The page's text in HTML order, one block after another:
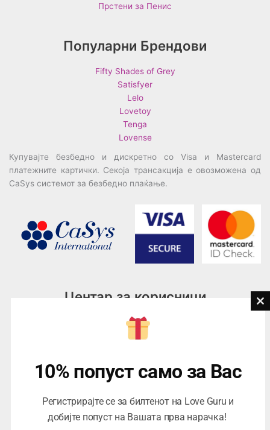
Прстени за Пенис
Популарни Брендови
Fifty Shades of Grey
Satisfyer
Lelo
Lovetoy
Tenga
Lovense
Купувајте безбедно и дискретно со Visa и Mastercard
платежните картички. Секоја трансакција е овозможена од
CaSys системот за безбедно плаќање.
Центар за корисници
076945497; 076945498
contact@loveguru.mk
Саб – Нед: 10-18
10% попуст само за Вас
Регистрирајте се за билтенот на Love Guru и
добијте попуст на Вашата прва нарачка!